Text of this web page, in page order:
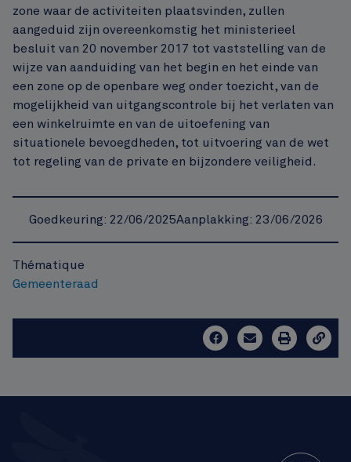
zone waar de activiteiten plaatsvinden, zullen
aangeduid zijn overeenkomstig het ministerieel
besluit van 20 november 2017 tot vaststelling van de
wijze van aanduiding van het begin en het einde van
een zone op de openbare weg onder toezicht, van de
mogelijkheid van uitgangscontrole bij het verlaten van
een winkelruimte en van de uitoefening van
situationele bevoegdheden, tot uitvoering van de wet
tot regeling van de private en bijzondere veiligheid.
Goedkeuring: 22/06/2025Aanplakking: 23/06/2026
Thématique
Gemeenteraad